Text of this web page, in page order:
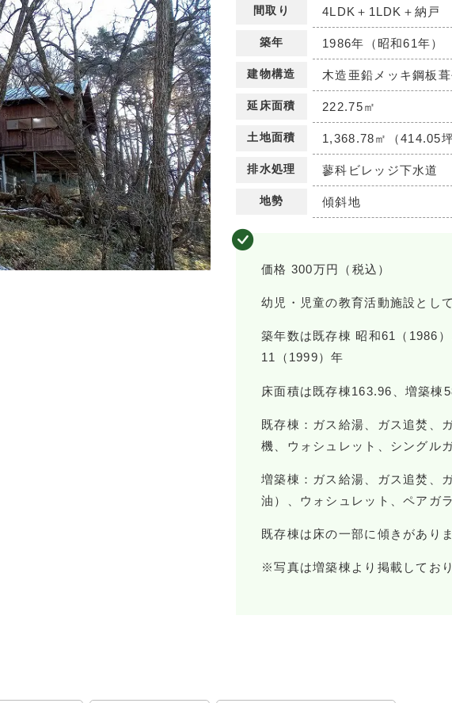
間取り 4LDK＋1LDK＋納戸
築年 1986年（昭和61年）
建物構造 木造亜鉛メッキ鋼板
延床面積 222.75㎡
土地面積 1,368.78㎡（414.05坪
排水処理 蓼科ビレッジ下水道
地勢 傾斜地
価格 300万円（税込）
幼児・児童の教育活動施設とし
築年数は既存棟 昭和61（1986
11（1999）年
床面積は既存棟163.96、増築棟
既存棟：ガス給湯、ガス追焚、
機、ウォシュレット、シングル
増築棟：ガス給湯、ガス追焚、
油）、ウォシュレット、ペアガ
既存棟は床の一部に傾きがあり
※写真は増築棟より掲載してお